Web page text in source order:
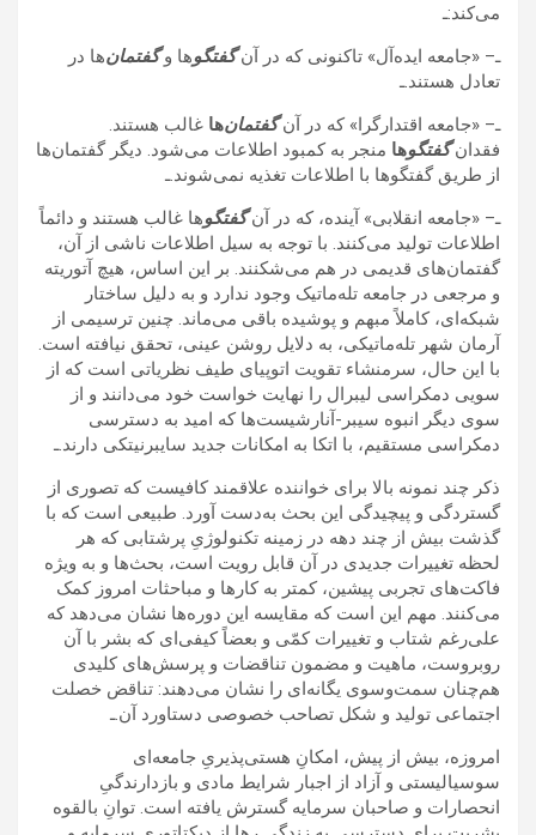
می‌کند:ـ
ـ– «جامعه ایده‌آل» تاکنونی که در آنگفتگوها وگفتمانها در
تعادل هستند.ـ
ـ– «جامعه اقتدارگرا» که در آن گفتمان‌ها غالب هستند.
فقدانگفتگوها منجر به کمبود اطلاعات می‌شود. دیگر گفتمان‌ها
از طریق گفتگوها با اطلاعات تغذیه نمی‌شوند.ـ
ـ– «جامعه انقلابی» آینده، که در آنگفتگوها غالب هستند و دائماً
اطلاعات تولید می‌کنند. با توجه به سیل اطلاعات ناشی از آن،
گفتمان‌های قدیمی در هم می‌شکنند. بر این اساس، هیچ آتوریته
و مرجعی در جامعه تله‌ماتیک وجود ندارد و به دلیل ساختار
شبکه‌ای، کاملاً مبهم و پوشیده باقی می‌ماند. چنین ترسیمی از
آرمان شهر تله‌ماتیکی، به دلایل روشن عینی، تحقق نیافته است.
با این حال، سرمنشاء تقویت اتوپیای طیف نظریاتی است که از
سویی دمکراسی لیبرال را نهایت خواست خود می‌دانند و از
سوی دیگر انبوه سیبر-آنارشیست‌ها که امید به دسترسی
دمکراسی مستقیم، با اتکا به امکانات جدید سایبرنیتکی دارند.ـ
ذکر چند نمونه بالا برای خواننده علاقمند کافیست که تصوری از
گستردگی و پیچیدگی این بحث به‌دست آورد. طبیعی است که با
گذشت بیش از چند دهه در زمینه تکنولوژیِ پرشتابی که هر
لحظه تغییرات جدیدی در آن قابل رویت است، بحث‌ها و به ویژه
فاکت‌های تجربی پیشین، کمتر به کارها و مباحثات امروز کمک
می‌کنند. مهم این است که مقایسه این دوره‌ها نشان می‌دهد که
علی‌رغم شتاب و تغییرات کمّی و بعضاً کیفی‌ای که بشر با آن
روبروست، ماهیت و مضمون تناقضات و پرسش‌های کلیدی
هم‌چنان سمت‌وسوی یگانه‌ای را نشان می‌دهند: تناقض خصلت
اجتماعی تولید و شکل تصاحب خصوصی دستاورد آن.ـ
امروزه، بیش از پیش، امکانِ هستی‌پذیریِ جامعه‌ای
سوسیالیستی و آزاد از اجبار شرایط مادی و بازدارندگیِ
انحصارات و صاحبان سرمایه گسترش یافته است. توانِ بالقوه